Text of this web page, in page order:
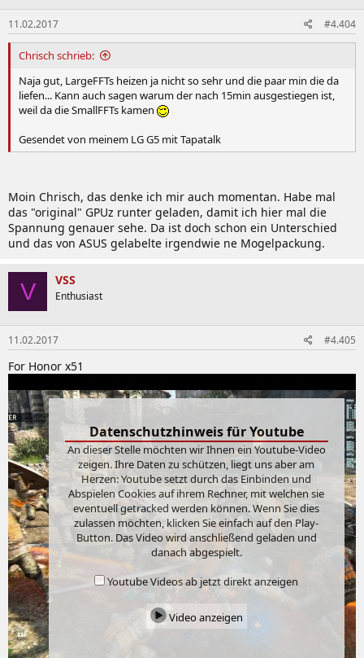
11.02.2017 #4.404
Chrisch schrieb:
Naja gut, LargeFFTs heizen ja nicht so sehr und die paar min die da
liefen... Kann auch sagen warum der nach 15min ausgestiegen ist,
weil da die SmallFFTs kamen
Gesendet von meinem LG G5 mit Tapatalk
Moin Chrisch, das denke ich mir auch momentan. Habe mal
das "original" GPUz runter geladen, damit ich hier mal die
Spannung genauer sehe. Da ist doch schon ein Unterschied
und das von ASUS gelabelte irgendwie ne Mogelpackung.
V VSS
Enthusiast
11.02.2017 #4.405
For Honor x51
Datenschutzhinweis für Youtube
An dieser Stelle möchten wir Ihnen ein Youtube-Video
zeigen. Ihre Daten zu schützen, liegt uns aber am
Herzen: Youtube setzt durch das Einbinden und
Abspielen Cookies auf ihrem Rechner, mit welchen sie
eventuell getracked werden können. Wenn Sie dies
zulassen möchten, klicken Sie einfach auf den Play-
Button. Das Video wird anschließend geladen und
danach abgespielt.
Youtube Videos ab jetzt direkt anzeigen
Video anzeigen